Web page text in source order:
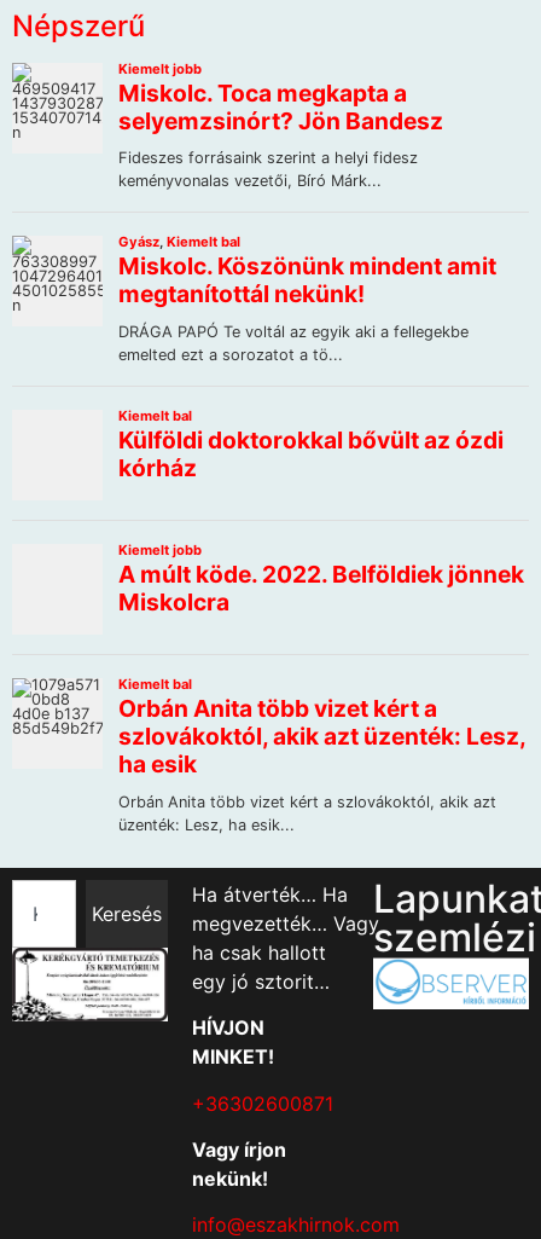
Népszerű
Keresés
Ha átverték… Ha
megvezették… Vagy
ha csak hallott
egy jó sztorit…
HÍVJON
MINKET!
+36302600871
Vagy írjon
nekünk!
info@eszakhirnok.com
szemlézi